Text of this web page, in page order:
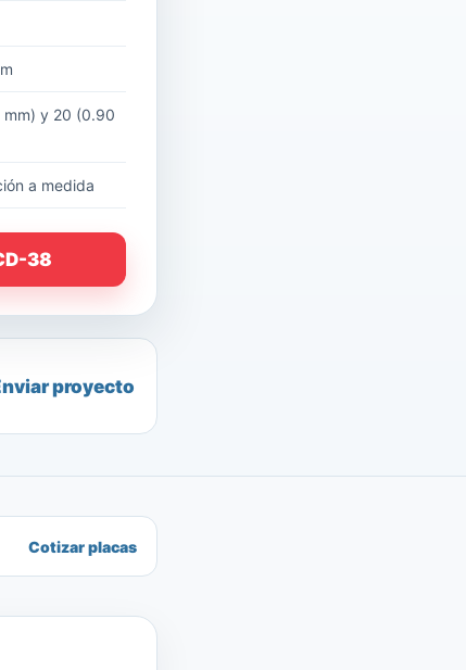
mm) y 20 (0.90
a medida
38
proyecto
Cotizar placas